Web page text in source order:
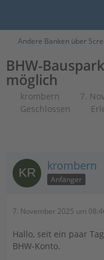
Andere Banken über
BHW-
möglich
krombern
7.
Geschlossen
krombern
Anfänger
7. November 2025 um
Hallo, seit ein paar
BHW-Konto.